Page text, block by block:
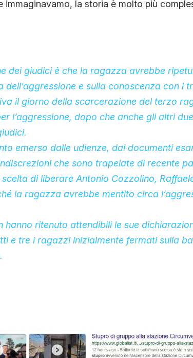
immaginavamo, la storia è molto più
dei giudici è che la ragazza avrebbe
dell’aggressione e sulla conoscenza con i
il giorno della scarcerazione del terzo
l’aggressione, dopo che anche gli altri
emerso dalle udienze, dai documenti
che sono trapelate di recente
diliberare Antonio Cozzolino,
la ragazza avrebbe mentito circa
hanno ritenuto attendibili le sue
e tre i ragazzi inizialmente fermati sulla